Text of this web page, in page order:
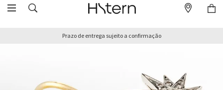
Prazo de entrega sujeito a confirmação